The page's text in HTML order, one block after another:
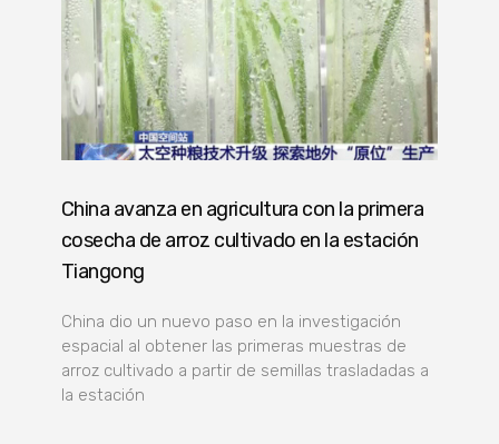
China avanza en agricultura con la primera
cosecha de arroz cultivado en la estación
Tiangong
China dio un nuevo paso en la investigación
espacial al obtener las primeras muestras de
arroz cultivado a partir de semillas trasladadas a
la estación